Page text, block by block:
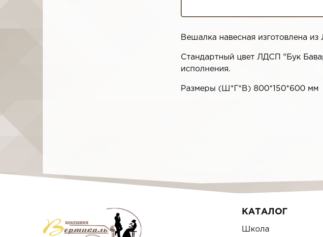
Вешалка навесная изготовлена
Стандартный цвет ЛДСП "Бук
исполнения.
Размеры (Ш*Г*В) 800*150*600 мм
КАТАЛОГ
Школа